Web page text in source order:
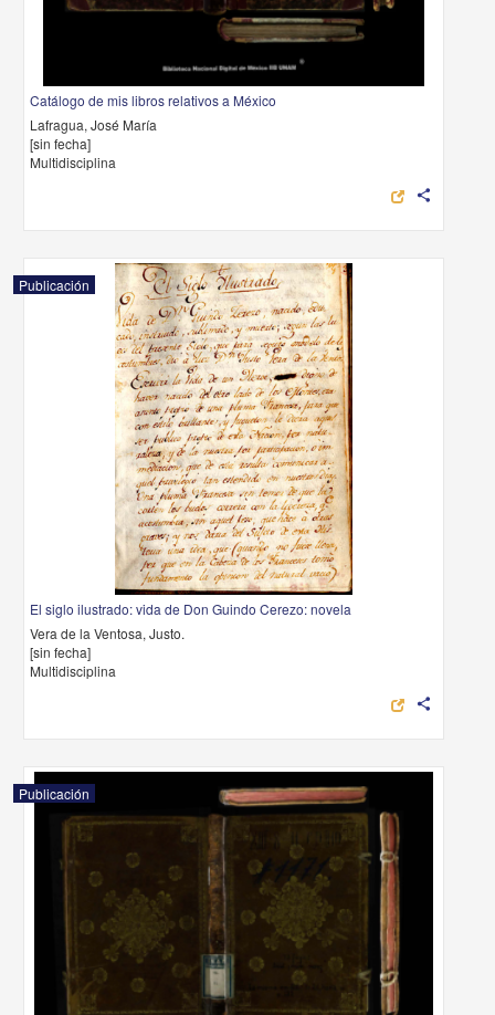
Catálogo de mis libros relativos a México
Lafragua, José María
[sin fecha]
Multidisciplina
share
Publicación
El siglo ilustrado: vida de Don Guindo Cerezo: novela
Vera de la Ventosa, Justo.
[sin fecha]
Multidisciplina
share
Publicación